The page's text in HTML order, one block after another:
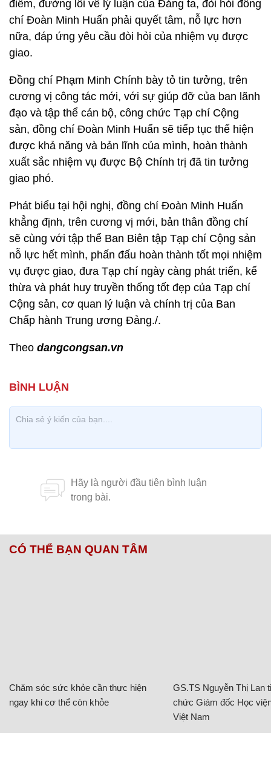
điểm, đường lối về lý luận của Đảng ta, đòi hỏi đồng
chí Đoàn Minh Huấn phải quyết tâm, nỗ lực hơn
nữa, đáp ứng yêu cầu đòi hỏi của nhiệm vụ được
giao.
Đồng chí Phạm Minh Chính bày tỏ tin tưởng, trên
cương vị công tác mới, với sự giúp đỡ của ban lãnh
đạo và tập thể cán bộ, công chức Tạp chí Cộng
sản, đồng chí Đoàn Minh Huấn sẽ tiếp tục thể hiện
được khả năng và bản lĩnh của mình, hoàn thành
xuất sắc nhiệm vụ được Bộ Chính trị đã tin tưởng
giao phó.
Phát biểu tại hội nghị, đồng chí Đoàn Minh Huấn
khẳng định, trên cương vị mới, bản thân đồng chí
sẽ cùng với tập thể Ban Biên tập Tạp chí Cộng sản
nỗ lực hết mình, phấn đấu hoàn thành tốt mọi nhiệm
vụ được giao, đưa Tạp chí ngày càng phát triển, kế
thừa và phát huy truyền thống tốt đẹp của Tạp chí
Cộng sản, cơ quan lý luận và chính trị của Ban
Chấp hành Trung ương Đảng./.
Theo dangcongsan.vn
CÓ THỂ BẠN QUAN TÂM
Chăm sóc sức khỏe cần thực hiện
ngay khi cơ thể còn khỏe
GS.TS Nguyễn Thị Lan
chức Giám đốc Học
Việt Nam